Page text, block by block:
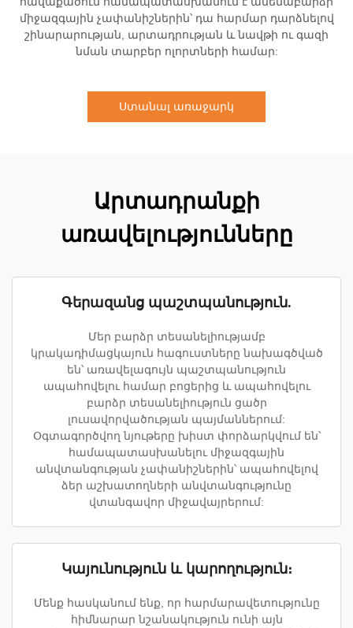
միջազգային չափանիշներին՝ դա հարմար դարձնելով
շինարարության, արտադրության և նավթի ու գազի
նման տարբեր ոլորտների համար:
Ստանալ առաջարկ
Արտադրանքի
առավելությունները
Գերազանց պաշտպանություն.
Մեր բարձր տեսանելիությամբ
կրակադիմացկայուն հագուստները նախագծված
են՝ առավելագույն պաշտպանություն
ապահովելու համար բոցերից և ապահովելու
բարձր տեսանելիություն ցածր
լուսավորվածության պայմաններում:
Օգտագործվող նյութերը խիստ փորձարկվում են՝
համապատասխանելու միջազգային
անվտանգության չափանիշներին՝ ապահովելով
ձեր աշխատողների անվտանգությունը
վտանգավոր միջավայրերում:
Կայունություն և կարողություն։
Մենք հասկանում ենք, որ հարմարավետությունը
հիմնարար նշանակություն ունի այն